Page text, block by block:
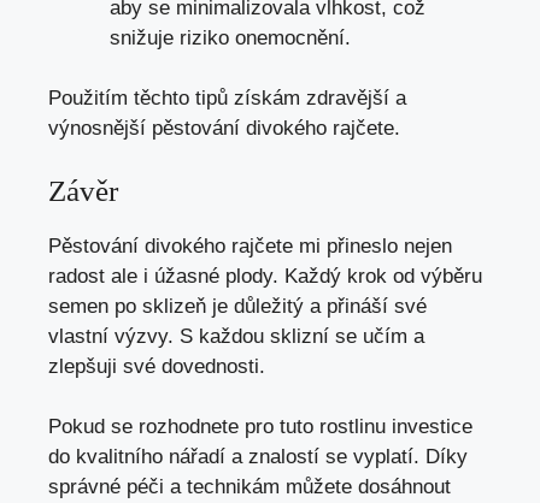
aby se minimalizovala vlhkost, což
snižuje riziko onemocnění.
Použitím těchto tipů získám zdravější a
výnosnější pěstování divokého rajčete.
Závěr
Pěstování divokého rajčete mi přineslo nejen
radost ale i úžasné plody. Každý krok od výběru
semen po sklizeň je důležitý a přináší své
vlastní výzvy. S každou sklizní se učím a
zlepšuji své dovednosti.
Pokud se rozhodnete pro tuto rostlinu investice
do kvalitního nářadí a znalostí se vyplatí. Díky
správné péči a technikám můžete dosáhnout